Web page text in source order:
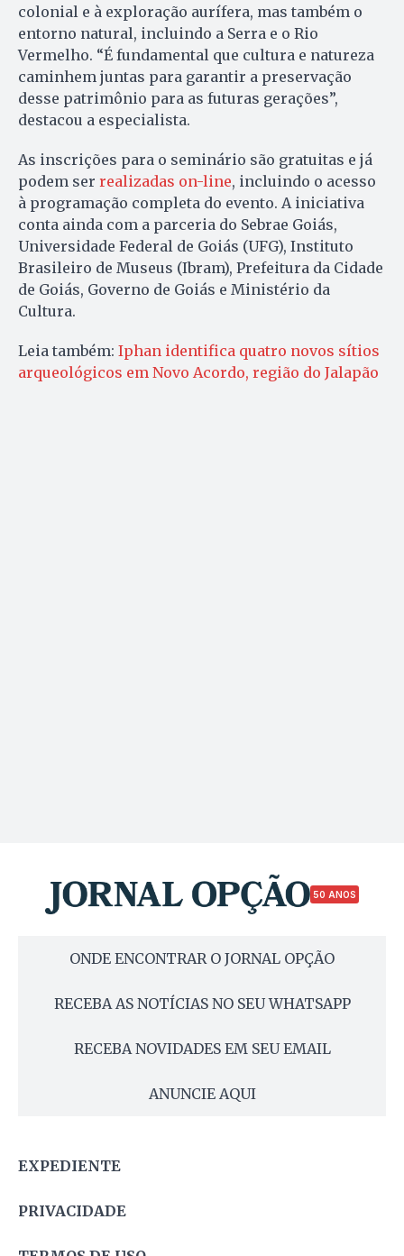
colonial e à exploração aurífera, mas também o
entorno natural, incluindo a Serra e o Rio
Vermelho. “É fundamental que cultura e natureza
caminhem juntas para garantir a preservação
desse patrimônio para as futuras gerações”,
destacou a especialista.
As inscrições para o seminário são gratuitas e já
podem ser realizadas on-line, incluindo o acesso
à programação completa do evento. A iniciativa
conta ainda com a parceria do Sebrae Goiás,
Universidade Federal de Goiás (UFG), Instituto
Brasileiro de Museus (Ibram), Prefeitura da Cidade
de Goiás, Governo de Goiás e Ministério da
Cultura.
Leia também: Iphan identifica quatro novos sítios
arqueológicos em Novo Acordo, região do Jalapão
50 ANOS
ONDE ENCONTRAR O JORNAL OPÇÃO
RECEBA AS NOTÍCIAS NO SEU WHATSAPP
RECEBA NOVIDADES EM SEU EMAIL
ANUNCIE AQUI
EXPEDIENTE
PRIVACIDADE